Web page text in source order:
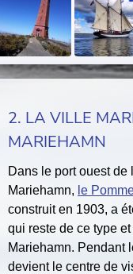
2. LA VILLE
MARIEHAMN
Dans le port ouest
Mariehamn, le
construit en 1903, a
qui reste de ce type
Mariehamn. Pendant
devient le centre de